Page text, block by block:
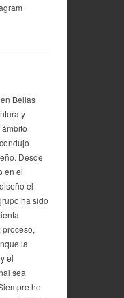
Bellas
y
Desde
en el
el
ha sido
la
el
sea
he